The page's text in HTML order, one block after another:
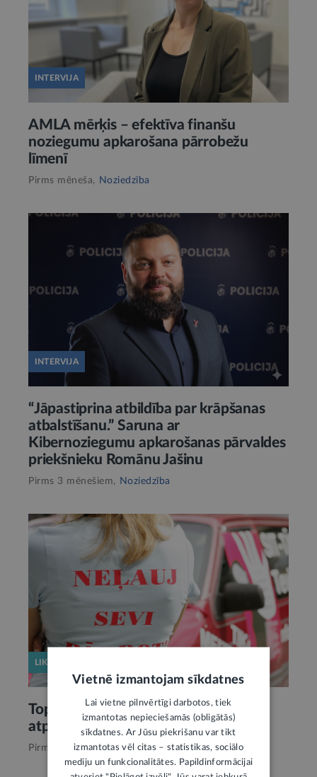
INTERVIJA
AMLA mērķis – efektīva finanšu
noziegumu apkarošana pārrobežu
līmenī
Pirms mēneša, Noziedzība
INTERVIJA
“Jāpastiprina atbildība par krāpšanas
atbalstīšanu.” Saruna ar
Kibernoziegumu apkarošanas pārvaldes
priekšnieku Romānu Jašinu
Pirms 3 mēnešiem, Noziedzība
LIKUMPROJEKTS
Top Cilvēku tirdzniecības upuru
atpazīšanas un atbalsta likums
Pirms 4 mēnešiem, Noziedzība
Vietnē izmantojam sīkdatnes
Lai vietne pilnvērtīgi darbotos, tiek
izmantotas nepieciešamās (obligātās)
sīkdatnes. Ar Jūsu piekrišanu var tikt
izmantotas vēl citas – statistikas, sociālo
mediju un funkcionalitātes. Papildinformācijai